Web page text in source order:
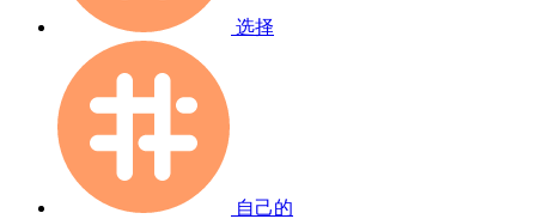
选择
自己的